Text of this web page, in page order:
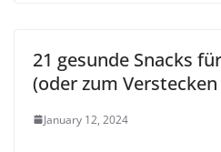
21 gesunde Snacks
(oder zum
January 12, 2024